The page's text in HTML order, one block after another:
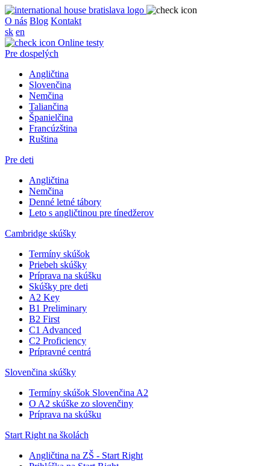
O nás Blog Kontakt
sk en
Online testy
Pre dospelých
Angličtina
Slovenčina
Nemčina
Taliančina
Španielčina
Francúzština
Ruština
Pre deti
Angličtina
Nemčina
Denné letné tábory
Leto s angličtinou pre tínedžerov
Cambridge skúšky
Termíny skúšok
Priebeh skúšky
Príprava na skúšku
Skúšky pre deti
A2 Key
B1 Preliminary
B2 First
C1 Advanced
C2 Proficiency
Prípravné centrá
Slovenčina skúšky
Termíny skúšok Slovenčina A2
O A2 skúške zo slovenčiny
Príprava na skúšku
Start Right na školách
Angličtina na ZŠ - Start Right